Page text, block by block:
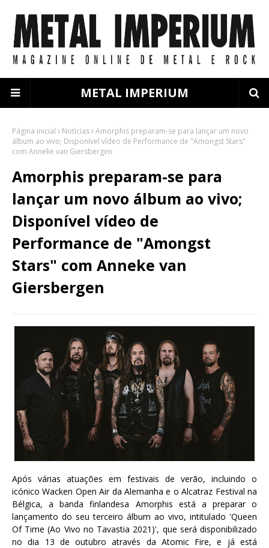
METAL IMPERIUM
Página inicial Notícias Amorphis preparam-se para lançar um novo
álbum ao vivo; Disponível vídeo de Performance de "Amongst Stars"
com Anneke van Giersbergen
Amorphis preparam-se para
lançar um novo álbum ao vivo;
Disponível vídeo de
Performance de "Amongst
Stars" com Anneke van
Giersbergen
Após várias atuações em festivais de verão, incluindo o
icónico Wacken Open Air da Alemanha e o Alcatraz Festival na
Bélgica, a banda finlandesa Amorphis está a preparar o
lançamento do seu terceiro álbum ao vivo, intitulado 'Queen
Of Time (Ao Vivo no Tavastia 2021)', que será disponibilizado
no dia 13 de outubro através da Atomic Fire, e já está